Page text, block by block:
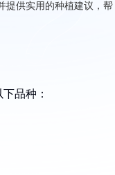
提供实用的种植建议，帮
品种：